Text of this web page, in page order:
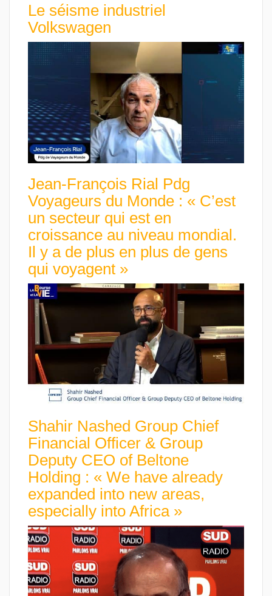
Le séisme industriel
Volkswagen
Jean-François Rial Pdg
Voyageurs du Monde : « C’est
un secteur qui est en
croissance au niveau mondial.
Il y a de plus en plus de gens
qui voyagent »
Shahir Nashed Group Chief
Financial Officer & Group
Deputy CEO of Beltone
Holding : « We have already
expanded into new areas,
especially into Africa »